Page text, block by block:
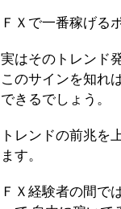
ＦＸで一番稼げる
実はそのトレンド
このサインを知れ
できるでしょう。
トレンドの前兆を
ます。
ＦＸ経験者の間で